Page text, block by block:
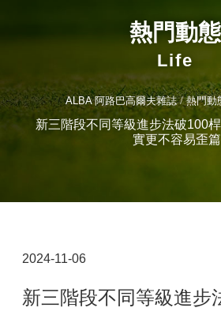
熱門動態
Life
ALBA 阿路巴高爾夫雜誌 熱門動
新三階段不同等級進步法破100
實更不容易歪篇
2024-11-06
新三階段不同等級進步